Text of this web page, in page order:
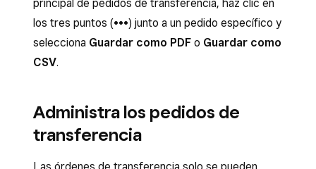
principal de pedidos de transferencia, haz clic en
los tres puntos (•••) junto a un pedido específico y
selecciona Guardar como PDF o Guardar como
CSV.
Administra los pedidos de
transferencia